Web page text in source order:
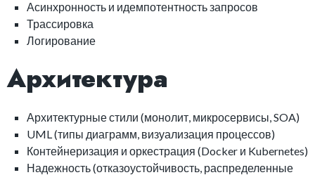
Асинхронность и идемпотентность запросов
Трассировка
Логирование
Архитектура
Архитектурные стили (монолит, микросервисы, SOA)
UML (типы диаграмм, визуализация процессов)
Контейнеризация и оркестрация (Docker и Kubernetes)
Надежность (отказоустойчивость, распределенные